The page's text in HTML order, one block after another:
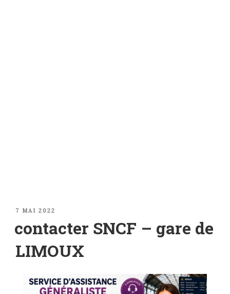
PUBLIÉ
7 MAI 2022
contacter SNCF – gare de
LIMOUX